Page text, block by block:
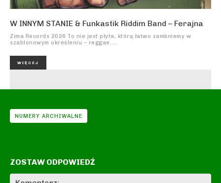
W INNYM STANIE & Funkastik Riddim Band – Ferajna
Zima Records 2026 To nie jest płyta, którą łatwo zamkniemy w
szablonowym określeniu – reggae....
WIĘCEJ
NUMERY ARCHIWALNE
ZOSTAW ODPOWIEDŹ